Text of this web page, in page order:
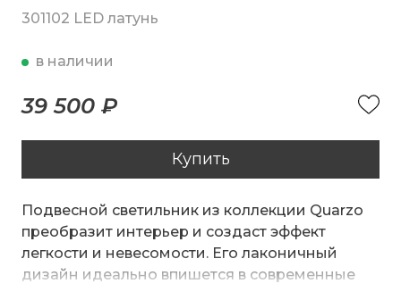
301102 LED латунь
в наличии
39 500 ₽
Купить
Подвесной светильник из коллекции Quarzo
преобразит интерьер и создаст эффект
легкости и невесомости. Его лаконичный
дизайн идеально впишется в современные